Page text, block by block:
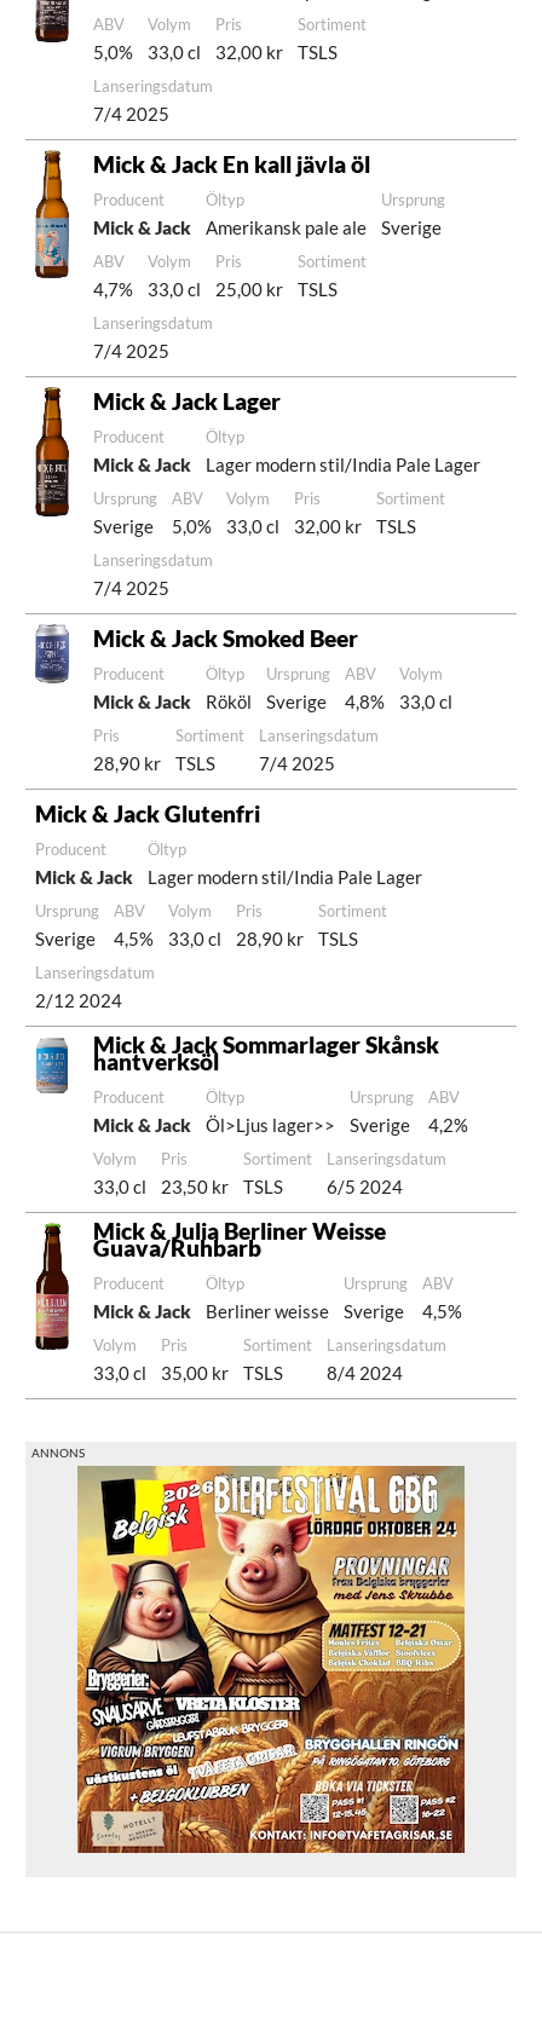
ABV
5,0%
Volym
33,0 cl
Pris
32,00 kr
Sortiment
TSLS
Lanseringsdatum
7/4 2025
Mick & Jack En kall jävla öl
Producent
Mick & Jack
Öltyp
Amerikansk pale ale
Ursprung
Sverige
ABV
4,7%
Volym
33,0 cl
Pris
25,00 kr
Sortiment
TSLS
Lanseringsdatum
7/4 2025
Mick & Jack Lager
Producent
Mick & Jack
Öltyp
Lager modern stil/India Pale Lager
Ursprung
Sverige
ABV
5,0%
Volym
33,0 cl
Pris
32,00 kr
Sortiment
TSLS
Lanseringsdatum
7/4 2025
Mick & Jack Smoked Beer
Producent
Mick & Jack
Öltyp
Rököl
Ursprung
Sverige
ABV
4,8%
Volym
33,0 cl
Pris
28,90 kr
Sortiment
TSLS
Lanseringsdatum
7/4 2025
Mick & Jack Glutenfri
Producent
Mick & Jack
Öltyp
Lager modern stil/India Pale Lager
Ursprung
Sverige
ABV
4,5%
Volym
33,0 cl
Pris
28,90 kr
Sortiment
TSLS
Lanseringsdatum
2/12 2024
Mick & Jack Sommarlager Skånsk
hantverksöl
Producent
Mick & Jack
Öltyp
Öl>Ljus lager>>
Ursprung
Sverige
ABV
4,2%
Volym
33,0 cl
Pris
23,50 kr
Sortiment
TSLS
Lanseringsdatum
6/5 2024
Mick & Julia Berliner Weisse
Guava/Ruhbarb
Producent
Mick & Jack
Öltyp
Berliner weisse
Ursprung
Sverige
ABV
4,5%
Volym
33,0 cl
Pris
35,00 kr
Sortiment
TSLS
Lanseringsdatum
8/4 2024